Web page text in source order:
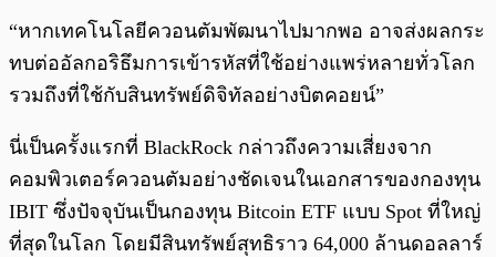
“หากเทคโนโลยีควอนตัมพัฒนาไปมากพอ อาจส่งผลกระ
ทบต่ออัลกอริธึมการเข้ารหัสที่ใช้อย่างแพร่หลายทั่วโลก
รวมถึงที่ใช้กับสินทรัพย์ดิจิทัลอย่างบิตคอยน์”
นี่เป็นครั้งแรกที่ BlackRock กล่าวถึงความเสี่ยงจาก
คอมพิวเตอร์ควอนตัมอย่างชัดเจนในเอกสารของกองทุน
IBIT ซึ่งปัจจุบันเป็นกองทุน Bitcoin ETF แบบ Spot ที่ใหญ่
ที่สุดในโลก โดยมีสินทรัพย์สุทธิราว 64,000 ล้านดอลลาร์